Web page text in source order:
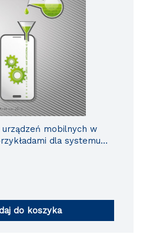
urządzeń mobilnych w
dla systemu
do koszyka